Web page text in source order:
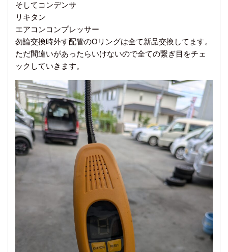
そしてコンデンサ
リキタン
エアコンコンプレッサー
勿論交換時外す配管のOリングは全て新品交換してます。
ただ間違いがあったらいけないので全ての繋ぎ目をチェ
ックしていきます。